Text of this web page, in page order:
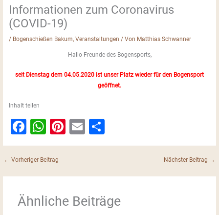
Informationen zum Coronavirus
(COVID-19)
/ Bogenschießen Bakum,Veranstaltungen / Von Matthias Schwanner
Hallo Freunde des Bogensports,
seit Dienstag dem 04.05.2020 ist unser Platz wieder für den Bogensport
geöffnet.
Inhalt teilen
F
a
c
e
o
W
h
at
s
p
Pi
nt
e
E
m
l
h
e
← Vorheriger Beitrag Nächster Beitrag →
Ähnliche Beiträge